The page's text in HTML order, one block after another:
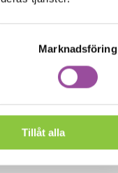
Marknadsföring
Tillåt alla
större
av